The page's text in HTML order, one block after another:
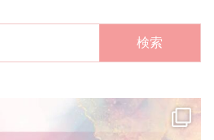
検索